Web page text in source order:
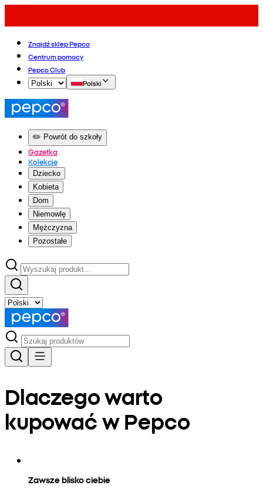
Znajdź sklep Pepco
Centrum pomocy
Pepco Club
Polski
✏️ Powrót do szkoły
Gazetka
Kolekcje
Dziecko
Kobieta
Dom
Niemowlę
Mężczyzna
Pozostałe
Dlaczego warto
kupować w Pepco
Zawsze blisko ciebie